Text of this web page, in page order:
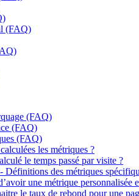
(FAQ)
(FAQ)
(FAQ)
(FAQ)
les métriques ?
le temps passé par visite ?
Définitions des métriques
une métrique personnalisée
le taux de rebond pour une